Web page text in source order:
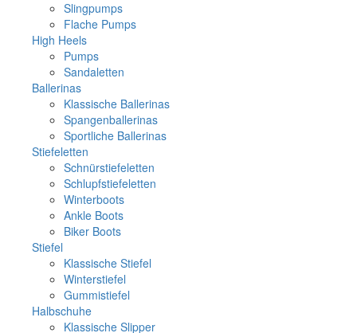
Slingpumps
Flache Pumps
High Heels
Pumps
Sandaletten
Ballerinas
Klassische Ballerinas
Spangenballerinas
Sportliche Ballerinas
Stiefeletten
Schnürstiefeletten
Schlupfstiefeletten
Winterboots
Ankle Boots
Biker Boots
Stiefel
Klassische Stiefel
Winterstiefel
Gummistiefel
Halbschuhe
Klassische Slipper